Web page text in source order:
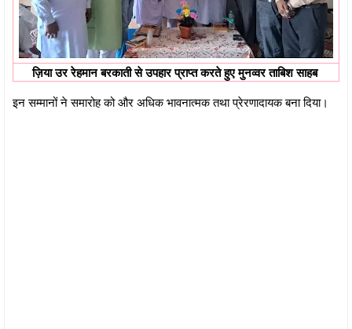
ज़िया उर रेहमान बरकाती से उपहार प्राप्त करते हुए मुनव्वर ताबिश साहब
इन सम्मानों ने समारोह को और अधिक भावनात्मक तथा प्रेरणादायक बना दिया।